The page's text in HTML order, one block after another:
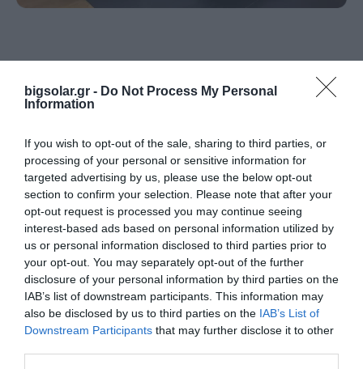
bigsolar.gr - Do Not Process My Personal
Information
If you wish to opt-out of the sale, sharing to third parties, or
processing of your personal or sensitive information for
targeted advertising by us, please use the below opt-out
section to confirm your selection. Please note that after your
opt-out request is processed you may continue seeing
interest-based ads based on personal information utilized by
us or personal information disclosed to third parties prior to
your opt-out. You may separately opt-out of the further
disclosure of your personal information by third parties on the
IAB’s list of downstream participants. This information may
also be disclosed by us to third parties on the IAB’s List of
Downstream Participants that may further disclose it to other
Εκδήλωση Ενδιαφέροντος
Προϊόν ενδιαφέροντος